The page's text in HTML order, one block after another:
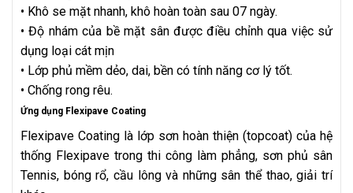
• Khô se mặt nhanh, khô hoàn toàn sau 07 ngày.
• Độ nhám của bề mặt sân được điều chỉnh qua việc sử
dụng loại cát mịn
• Lớp phủ mềm dẻo, dai, bền có tính năng cơ lý tốt.
• Chống rong rêu.
Ứng dụng Flexipave Coating
Flexipave Coating là lớp sơn hoàn thiện (topcoat) của hệ
thống Flexipave trong thi công làm phẳng, sơn phủ sân
Tennis, bóng rổ, cầu lông và những sân thể thao, giải trí